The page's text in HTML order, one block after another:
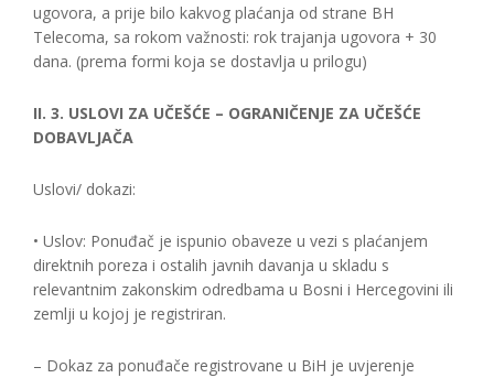
ugovora, a prije bilo kakvog plaćanja od strane BH
Telecoma, sa rokom važnosti: rok trajanja ugovora + 30
dana. (prema formi koja se dostavlja u prilogu)
II. 3. USLOVI ZA UČEŠĆE – OGRANIČENJE ZA UČEŠĆE
DOBAVLJAČA
Uslovi/ dokazi:
• Uslov: Ponuđač je ispunio obaveze u vezi s plaćanjem
direktnih poreza i ostalih javnih davanja u skladu s
relevantnim zakonskim odredbama u Bosni i Hercegovini ili
zemlji u kojoj je registriran.
– Dokaz za ponuđače registrovane u BiH je uvjerenje